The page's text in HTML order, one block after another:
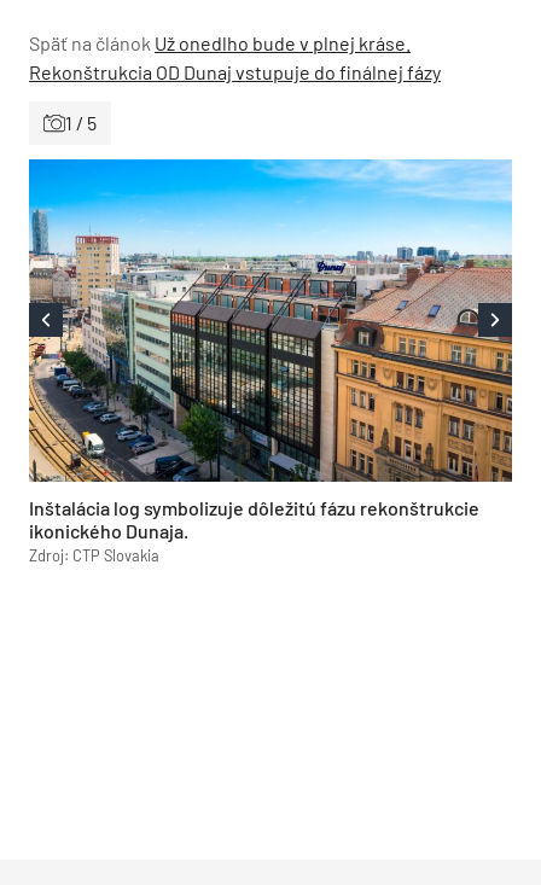
Späť na článok Už onedlho bude v plnej kráse.
Rekonštrukcia OD Dunaj vstupuje do finálnej fázy
1 / 5
Inštalácia log symbolizuje dôležitú fázu rekonštrukcie
ikonického Dunaja.
Zdroj: CTP Slovakia